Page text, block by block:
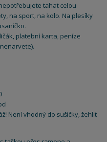
tahat celou
na sport, na kolo. Na plesíky
platební karta, peníze
Není vhodný do sušičky, žehlit